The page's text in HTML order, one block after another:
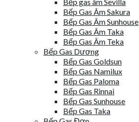
Bếp gas âm Sevilla
Bếp Gas Âm Sakura
Bếp Gas Âm Sunhouse
Bếp Gas Âm Taka
Bếp Gas Âm Teka
Bếp Gas Dương
Bếp Gas Goldsun
Bếp Gas Namilux
Bếp Gas Paloma
Bếp Gas Rinnai
Bếp Gas Sunhouse
Bếp Gas Taka